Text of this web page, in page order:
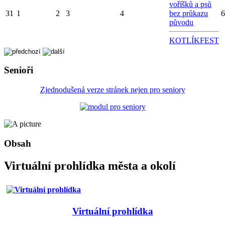
31 1 2 3 4
voříšků a psů
bez průkazu
původu
KOTLÍKFEST
6
Senioři
Zjednodušená verze stránek nejen pro seniory
Obsah
Virtuální prohlídka města a okolí
Virtuální prohlídka